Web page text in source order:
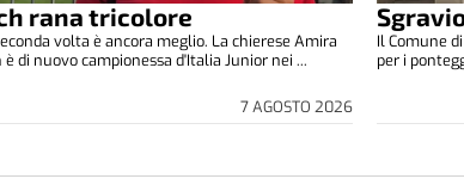
rana tricolore
7 AGOSTO 2026
volta è ancora meglio. La chierese Amira
è di nuovo campionessa d'Italia Junior nei ...
Il Comune
per i